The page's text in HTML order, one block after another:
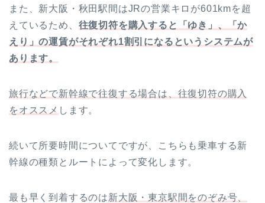
また、新大阪・秋田駅間はJRの営業キロが601kmを超
えているため、 往復切符を購入すると「ゆき」、「か
えり」の運賃がそれぞれ1割引になるというシステムが
あります。
旅行などで新幹線で往復する場合は、往復切符の購入
をオススメ します。
続いて所要時間についてですが、こちらも乗車する新
幹線の種類とルートによって変化します。
最も早く到着するのは新大阪・東京駅間をのぞみ号、